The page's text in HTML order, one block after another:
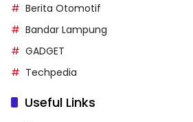
Berita Otomotif
Bandar Lampung
GADGET
Techpedia
Useful Links